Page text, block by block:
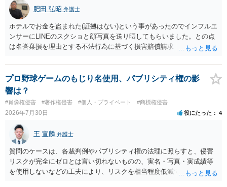
肥田 弘昭 弁護士
ホテルでお金を盗まれた(証拠はない)という事があったのでインフルエ
ンサーにLINEのスクショと顔写真を送り晒してもらいました。との点
は名誉棄損を理由とする不法行為に基づく損害賠償請求（共同不法行
その人が会社を経営しているようで仕事が飛んだとのことでその分の
賠償金と8人分の従業員の年間利益を請求すると言われています。」で
の計算がすべて損害とならないかと思いますので、損害額で争っても
良いかと思います。ご参考にしてください。
プロ野球ゲームのもじり名使用、パブリシティ権の影
響は？
#肖像権侵害 #著作権侵害 #個人・プライベート #商標権侵害
2026年7月30日 役にたった 4
王 宣麟 弁護士
質問のケースは、各裁判例やパブリシティ権の法理に照らすと、侵害
リスクが完全にゼロとは言い切れないものの、実名・写真・実成績等
を使用しないなどの工夫により、リスクを相当程度低減できる設計に